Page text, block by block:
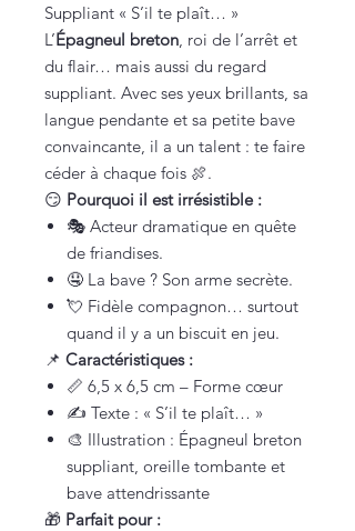
Suppliant « S’il te plaît… »
L’Épagneul breton , roi de l’arrêt et
du flair… mais aussi du regard
suppliant. Avec ses yeux brillants, sa
langue pendante et sa petite bave
convaincante, il a un talent : te faire
céder à chaque fois 🍖.
😏 Pourquoi il est irrésistible :
🎭 Acteur dramatique en quête
de friandises.
🤤 La bave ? Son arme secrète.
💘 Fidèle compagnon… surtout
quand il y a un biscuit en jeu.
📌 Caractéristiques :
📏 6,5 x 6,5 cm – Forme cœur
✍️ Texte : « S’il te plaît… »
🎨 Illustration : Épagneul breton
suppliant, oreille tombante et
bave attendrissante
🎁 Parfait pour :